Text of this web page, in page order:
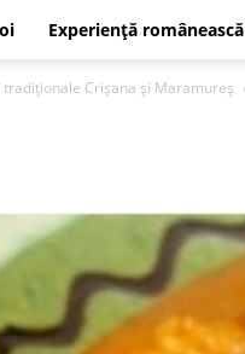
Experiență românească
tradiționale Crișana și Maramureș